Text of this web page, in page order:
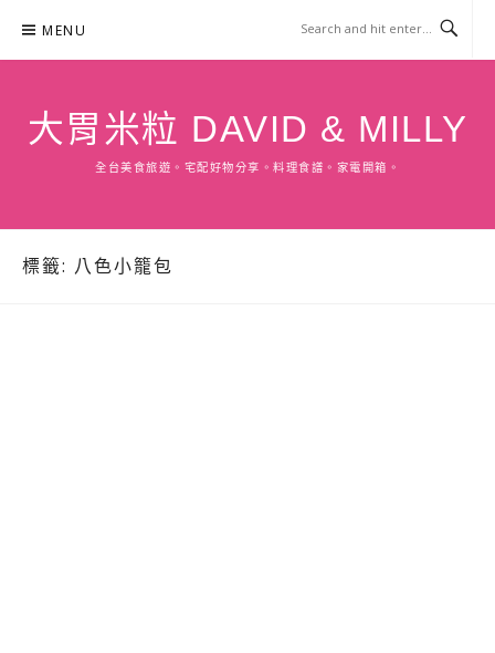
content
MENU
大胃米粒 DAVID & MILLY
全台美食旅遊。宅配好物分享。料理食譜。家電開箱。
標籤: 八色小籠包